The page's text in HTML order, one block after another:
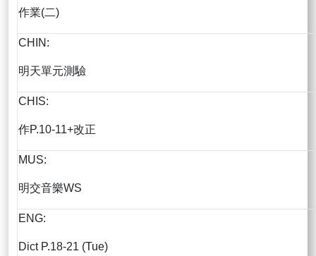
作業(二)
CHIN:
明天單元測驗
CHIS:
作P.10-11+改正
MUS:
明交音樂WS
ENG:
Dict P.18-21 (Tue)